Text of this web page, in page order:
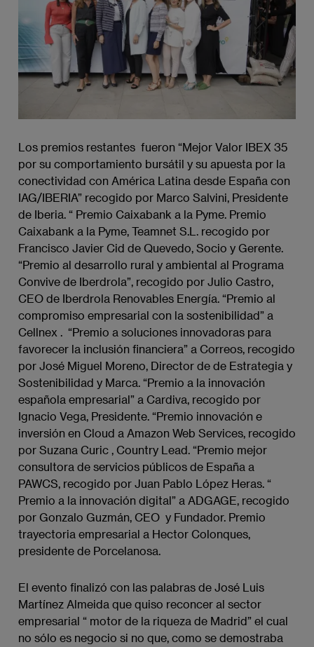
Los premios restantes fueron “Mejor Valor IBEX 35
por su comportamiento bursátil y su apuesta por la
conectividad con América Latina desde España con
IAG/IBERIA” recogido por Marco Salvini, Presidente
de Iberia. “ Premio Caixabank a la Pyme. Premio
Caixabank a la Pyme, Teamnet S.L. recogido por
Francisco Javier Cid de Quevedo, Socio y Gerente.
“Premio al desarrollo rural y ambiental al Programa
Convive de Iberdrola”, recogido por Julio Castro,
CEO de Iberdrola Renovables Energía. “Premio al
compromiso empresarial con la sostenibilidad” a
Cellnex . “Premio a soluciones innovadoras para
favorecer la inclusión financiera” a Correos, recogido
por José Miguel Moreno, Director de de Estrategia y
Sostenibilidad y Marca. “Premio a la innovación
española empresarial” a Cardiva, recogido por
Ignacio Vega, Presidente. “Premio innovación e
inversión en Cloud a Amazon Web Services, recogido
por Suzana Curic , Country Lead. “Premio mejor
consultora de servicios públicos de España a
PAWCS, recogido por Juan Pablo López Heras. “
Premio a la innovación digital” a ADGAGE, recogido
por Gonzalo Guzmán, CEO y Fundador. Premio
trayectoria empresarial a Hector Colonques,
presidente de Porcelanosa.
El evento finalizó con las palabras de José Luis
Martínez Almeida que quiso reconcer al sector
empresarial “ motor de la riqueza de Madrid” el cual
no sólo es negocio si no que, como se demostraba